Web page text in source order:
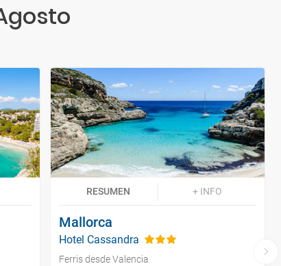
RESUMEN + INFO
Mallorca
Hotel Cassandra
Ferris desde Valencia